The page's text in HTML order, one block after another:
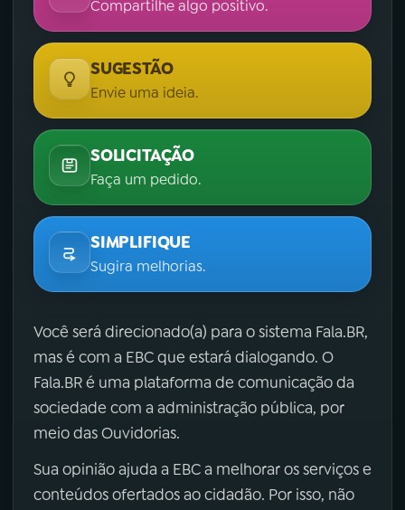
Compartilhe algo positivo.
SUGESTÃO
Envie uma ideia.
SOLICITAÇÃO
Faça um pedido.
SIMPLIFIQUE
Sugira melhorias.
Você será direcionado(a) para o sistema Fala.BR,
mas é com a EBC que estará dialogando. O
Fala.BR é uma plataforma de comunicação da
sociedade com a administração pública, por
meio das Ouvidorias.
Sua opinião ajuda a EBC a melhorar os serviços e
conteúdos ofertados ao cidadão. Por isso, não